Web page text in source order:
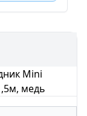
Mini
медь